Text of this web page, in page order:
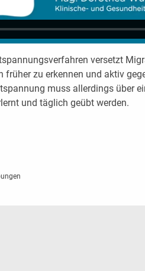
versetzt
früher zu erkennen und aktiv
muss allerdings über
und täglich geübt werden.